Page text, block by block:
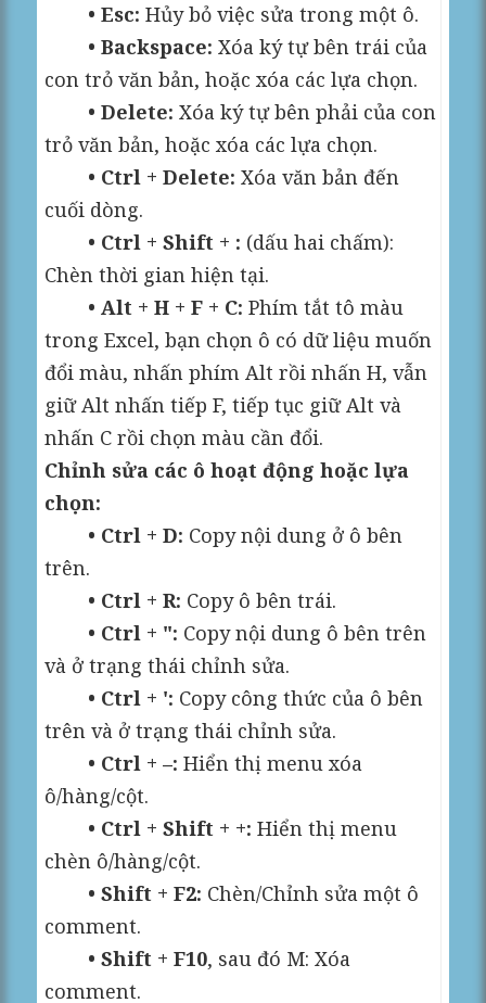
• Esc: Hủy bỏ việc sửa trong một ô.
• Backspace: Xóa ký tự bên trái của
con trỏ văn bản, hoặc xóa các lựa chọn.
• Delete: Xóa ký tự bên phải của con
trỏ văn bản, hoặc xóa các lựa chọn.
• Ctrl + Delete: Xóa văn bản đến
cuối dòng.
• Ctrl + Shift + : (dấu hai chấm):
Chèn thời gian hiện tại.
• Alt + H + F + C: Phím tắt tô màu
trong Excel, bạn chọn ô có dữ liệu muốn
đổi màu, nhấn phím Alt rồi nhấn H, vẫn
giữ Alt nhấn tiếp F, tiếp tục giữ Alt và
nhấn C rồi chọn màu cần đổi.
Chỉnh sửa các ô hoạt động hoặc lựa
chọn:
• Ctrl + D: Copy nội dung ở ô bên
trên.
• Ctrl + R: Copy ô bên trái.
• Ctrl + ": Copy nội dung ô bên trên
và ở trạng thái chỉnh sửa.
• Ctrl + ': Copy công thức của ô bên
trên và ở trạng thái chỉnh sửa.
• Ctrl + –: Hiển thị menu xóa
ô/hàng/cột.
• Ctrl + Shift + +: Hiển thị menu
chèn ô/hàng/cột.
• Shift + F2: Chèn/Chỉnh sửa một ô
comment.
• Shift + F10, sau đó M: Xóa
comment.